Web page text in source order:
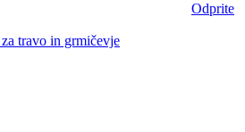
Odprite
travo in grmičevje